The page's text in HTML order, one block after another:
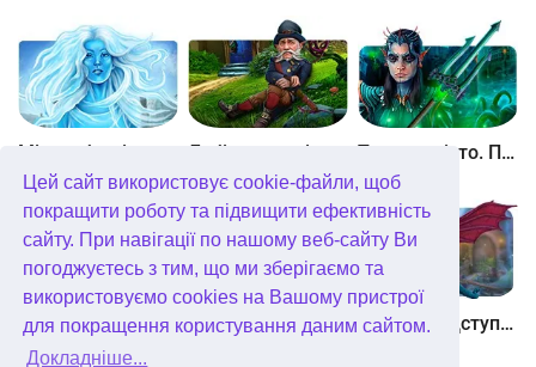
Цей сайт використовує cookie-файли, щоб
покращити роботу та підвищити ефективність
сайту. При навігації по нашому веб-сайту Ви
погоджуєтесь з тим, що ми зберігаємо та
використовуємо cookies на Вашому пристрої
для покращення користування даним сайтом.
Докладніше...
знищити Туманне королівство. Тільки будьте обережні: кудлаті
вовки можуть напасти і на вас. Щоб цього не сталося,
обзавіться надійним інструментом і заручіться підтримкою
сміливого мисливця. Разом ви – сила!
Завантажити безкоштовно
Темні перекази. Сестри Червоної Шапочки
Таємне місто. Підводне царство. колекційне видання
Небесні землі. Пробудження гігантів. колекційне видання Загадки Нью-Йорка. Пробудження. колекційне видання Хімери. Підступи зла. колекційне видання